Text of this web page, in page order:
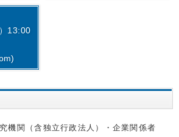
13:00
機関（含独立行政法人）・企業関係者